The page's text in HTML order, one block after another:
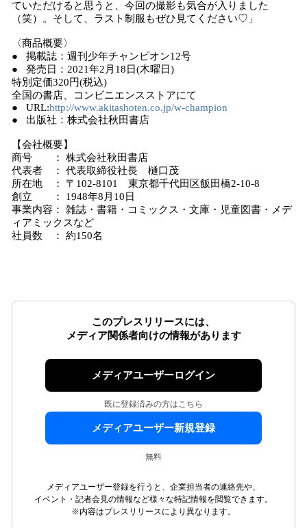
ていただけると思うと、今回の撮影も気合が入りました
（笑）。そして、ラスト制服もぜひ見てください♡」
〈商品概要〉
● 掲載誌：週刊少年チャンピオン12号
● 発売日：2021年2月18日(木曜日)
特別定価320円(税込)
全国の書店、コンビニエンスストアにて
● URL:http://www.akitashoten.co.jp/w-champion
● 出版社：株式会社秋田書店
【会社概要】
商号 ： 株式会社秋田書店
代表者 ： 代表取締役社長 樋口茂
所在地 ： 〒102-8101 東京都千代田区飯田橋2-10-8
創立 ： 1948年8月10日
事業内容： 雑誌・書籍・コミックス・文庫・児童図書・メデ
ィアミックスなど
社員数 ： 約150名
このプレスリリースには、
メディア関係者向けの情報があります
メディアユーザーログイン
既に登録済みの方はこちら
メディアユーザー新規登録
無料
メディアユーザー登録を行うと、企業担当者の連絡先や、
イベント・記者会見の情報など様々な特記情報を閲覧できます。
※内容はプレスリリースにより異なります。